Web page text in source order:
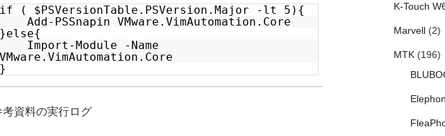
if ( $PSVersionTable.PSVersion.Major -lt 5){
Add-PSSnapin VMware.VimAutomation.Core
}else{
Import-Module -Name
VMware.VimAutomation.Core
}
考資料の実行ログ
K-Touch
Marvell(2)
MTK(196)